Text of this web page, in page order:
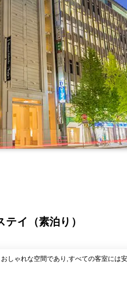
イ（素泊り）
しゃれな空間であり,すべての客室には